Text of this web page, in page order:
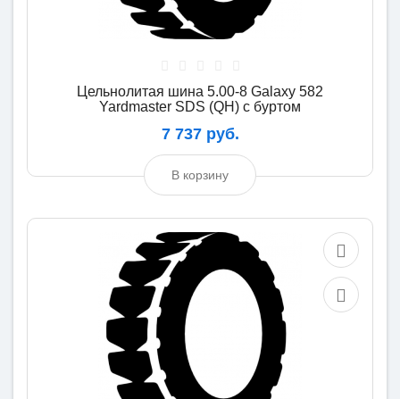
Цельнолитая шина 5.00-8 Galaxy 582
Yardmaster SDS (QH) с буртом
7 737 руб.
В корзину